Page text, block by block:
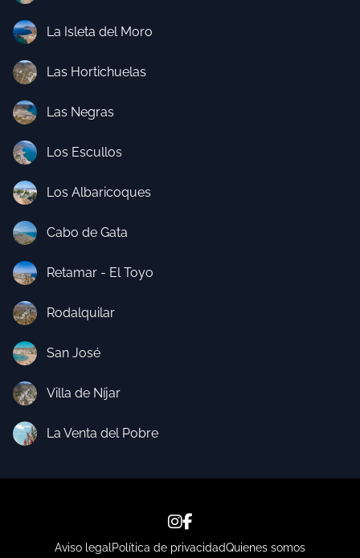
La Isleta del Moro
Las Hortichuelas
Las Negras
Los Escullos
Los Albaricoques
Cabo de Gata
Retamar - El Toyo
Rodalquilar
San José
Villa de Níjar
La Venta del Pobre
Aviso legal Política de privacidadQuienes somos